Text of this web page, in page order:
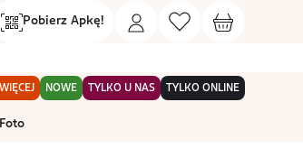
Pobierz Apkę!
NOWE TYLKO U NAS TYLKO ONLINE
Foto